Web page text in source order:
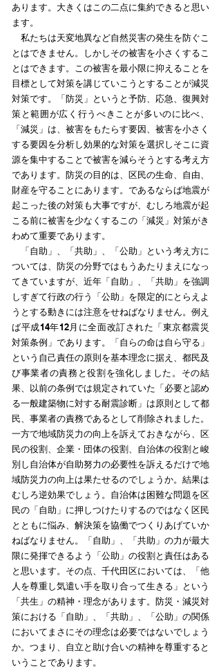
あります。大きくはこの二点に集約できると思い
ます。
私たちは天変地異など自然災害の発生を防ぐこ
とはできません。しかしその被害を小さくするこ
とはできます。この被害を最小限に抑えることを
目標として対策を講じていこうとすることが減災
対策です。「防災」というと予防、応急、復興対
策と範囲が広く行うべきことが多いのに比べ、
「減災」は、被害をもたらす要因、被害を小さく
する要因を分析し効果的な対策を選択しそこに資
源を集中することで被害を減らそうとする考え方
であります。防災の目的は、区民の生命、自由、
財産を守ることにあります。であるならば地震が
起こった後の対策も大事ですが、むしろ地震が起
こる前に被害を少なくするこの「減災」対策がき
わめて重要であります。
「自助」、「共助」、「公助」という考え方に
ついては、防災の分野ではもうあたりまえになっ
てきていますが、近年「自助」、「共助」を強調
しすぎて行政の行う「公助」を限定的にとらえよ
うとする動きには注意をせねばなりません。例え
ば平成14年12月に全面改訂された「東京都震災
対策条例」であります。「自らの命は自ら守る」
という自己責任の原則を基本理念に据え、都民及
び事業者の責務と役割を強化しました。その結
果、以前の条例では規定されていた「必要と認め
る一般建築物に対する耐震診断」は原則として都
民、事業者の責務であるとして削除されました。
一方で地域防災力の向上を訴えておきながら、区
民の役割、企業・団体の役割、自治体の役割と峻
別し自治体が自助努力の必要性を訴えるだけで地
域防災力の向上は果たせるのでしょうか。結果は
むしろ逆効果でしょう。自治体は困難な問題を区
民の「自助」に押しつけたりするのではなく区民
とともに悩み、解決策を協働でつくりあげていか
ねばなりません。「自助」、「共助」の力が最大
限に発揮できるよう「公助」の役割と責任はある
と思います。その点、千代田区においては、「他
人を尊重し気遣い手を取り合って生きる」という
「共生」の精神・理念があります。防災・減災対
策における「自助」、「共助」、「公助」の関係
においてまさにその理念は必要ではないでしょう
か。つまり、自立と助け合いの精神を尊重すると
いうことであります。